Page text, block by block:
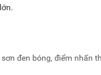
đen bóng, điểm nhấn